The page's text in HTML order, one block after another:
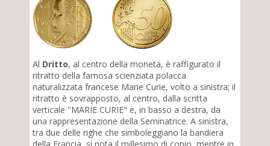
Al Dritto, al centro della moneta, è raffigurato il
ritratto della famosa scienziata polacca
naturalizzata francese Marie Curie, volto a sinistra; il
ritratto è sovrapposto, al centro, dalla scritta
verticale "MARIE CURIE" e, in basso a destra, da
una rappresentazione della Seminatrice. A sinistra,
tra due delle righe che simboleggiano la bandiera